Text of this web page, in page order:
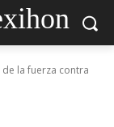
la fuerza contra